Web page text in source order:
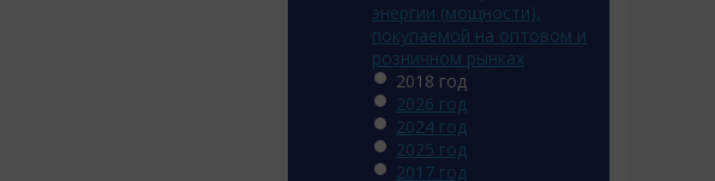
энергии (мощности),
покупаемой на оптовом и
розничном рынках
2018 год
2026 год
2024 год
2025 год
2017 год